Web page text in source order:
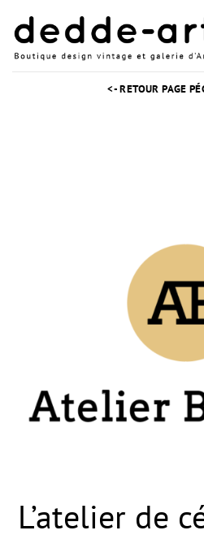
contenu
<- RETOUR PAGE
L’atelier de